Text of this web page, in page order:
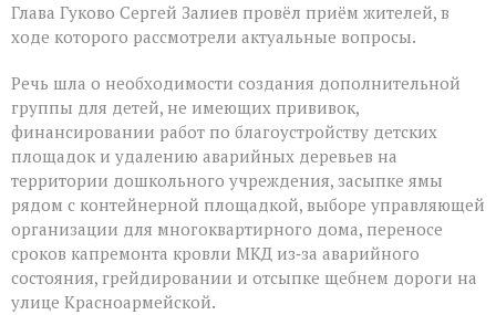
Гуково
Сергей
Залиев
приём
жителей
Глава Гуково Сергей Залиев провёл приём жителей, в
ходе которого рассмотрели актуальные вопросы.
Речь шла о необходимости создания дополнительной
группы для детей, не имеющих прививок,
финансировании работ по благоустройству детских
площадок и удалению аварийных деревьев на
территории дошкольного учреждения, засыпке ямы
рядом с контейнерной площадкой, выборе управляющей
организации для многоквартирного дома, переносе
сроков капремонта кровли МКД из‑за аварийного
состояния, грейдировании и отсыпке щебнем дороги на
улице Красноармейской.